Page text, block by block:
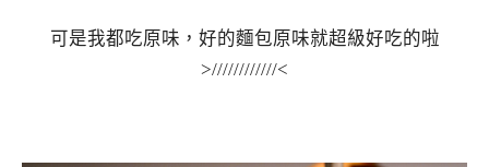
可是我都吃原味，好的麵包原味就超級好吃的啦
>////////////<